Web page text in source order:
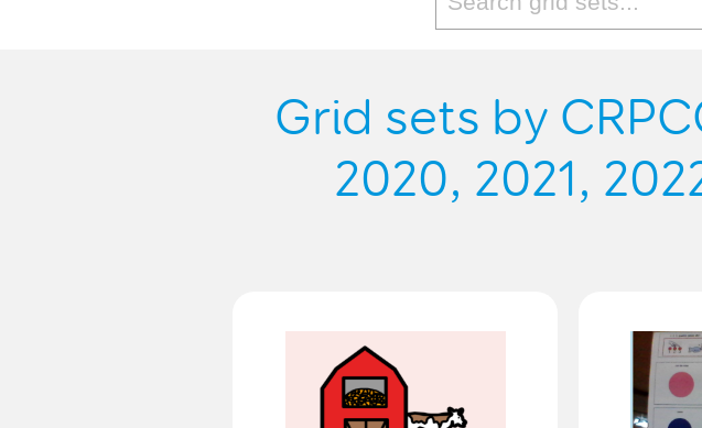
Grid sets by
2020, 2021,